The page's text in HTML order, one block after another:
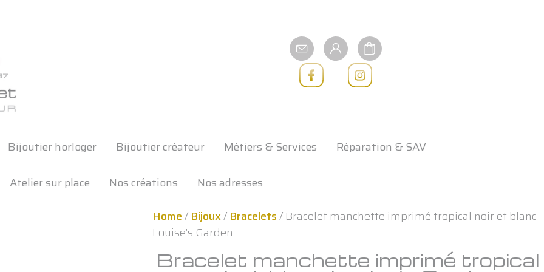
Bijoutier horloger Bijoutier créateur Métiers & Services Réparation & SAV
Atelier sur place Nos créations
Nos adresses
Home/ Bijoux/ Bracelets/ Bracelet manchette imprimé tropical noir et blanc
Louise’s Garden
Bracelet manchette imprimé tropical